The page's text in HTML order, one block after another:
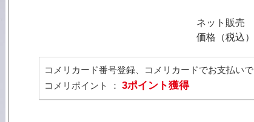
ネット販売
価格（税込）
コメリカード番号登録、コメリカードでお支払いで
コメリポイント ： 3ポイント獲得